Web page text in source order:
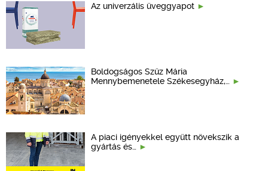
Az univerzális üveggyapot
Boldogságos Szűz Mária
Mennybemenetele Székesegyház,…
A piaci igényekkel együtt növekszik a
gyártás és…